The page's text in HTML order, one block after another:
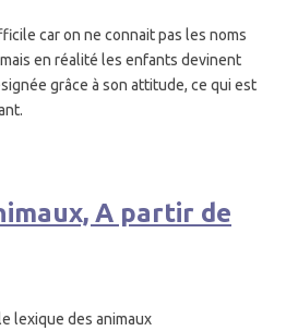
car on ne connait pas les noms
en réalité les enfants devinent
grâce à son attitude, ce qui est
imaux, A partir de
lexique des animaux